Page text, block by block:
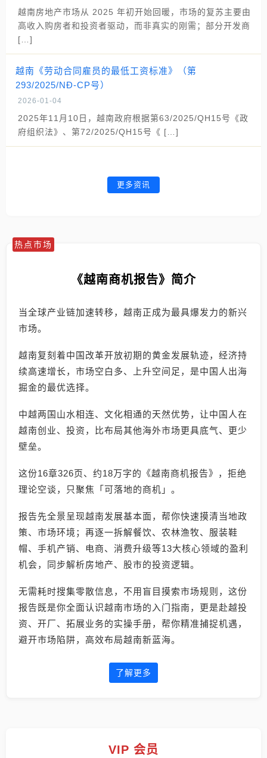
越南房地产市场从 2025 年初开始回暖，市场的复苏主要由
高收入购房者和投资者驱动，而非真实的刚需；部分开发商
[…]
越南《劳动合同雇员的最低工资标准》（第
293/2025/NĐ-CP号）
2026-01-04
2025年11月10日，越南政府根据第63/2025/QH15号《政
府组织法》、第72/2025/QH15号《 […]
更多资讯
热点市场
《越南商机报告》简介
当全球产业链加速转移，越南正成为最具爆发力的新兴
市场。
越南复刻着中国改革开放初期的黄金发展轨迹，经济持
续高速增长，市场空白多、上升空间足，是中国人出海
掘金的最优选择。
中越两国山水相连、文化相通的天然优势，让中国人在
越南创业、投资，比布局其他海外市场更具底气、更少
壁垒。
这份16章326页、约18万字的《越南商机报告》，拒绝
理论空谈，只聚焦「可落地的商机」。
报告先全景呈现越南发展基本面，帮你快速摸清当地政
策、市场环境；再逐一拆解餐饮、农林渔牧、服装鞋
帽、手机产销、电商、消费升级等13大核心领域的盈利
机会，同步解析房地产、股市的投资逻辑。
无需耗时搜集零散信息，不用盲目摸索市场规则，这份
报告既是你全面认识越南市场的入门指南，更是赴越投
资、开厂、拓展业务的实操手册，帮你精准捕捉机遇，
避开市场陷阱，高效布局越南新蓝海。
了解更多
VIP 会员